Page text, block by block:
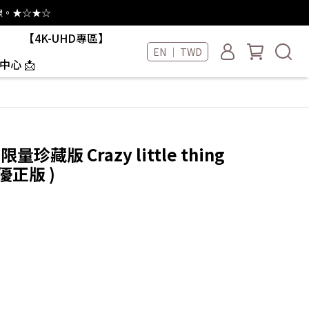
線。★☆★☆
【4K-UHD專區】
心 📩
EN ｜ TWD
限量珍藏版 Crazy little thing
正版 )